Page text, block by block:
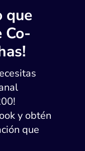
que
Co-
y obtén
que